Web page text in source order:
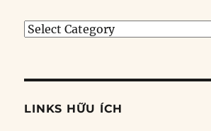
Tìm
đề
LINKS HỮU ÍCH